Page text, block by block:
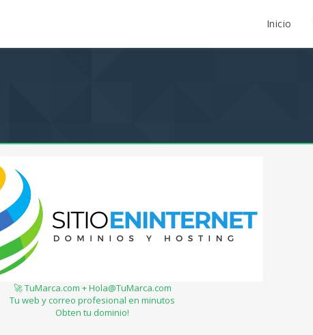
Inicio
🚀 TuMarca.com + Hola@TuMarca.com
Tu web y correo profesional en minutos
Obten tu dominio!